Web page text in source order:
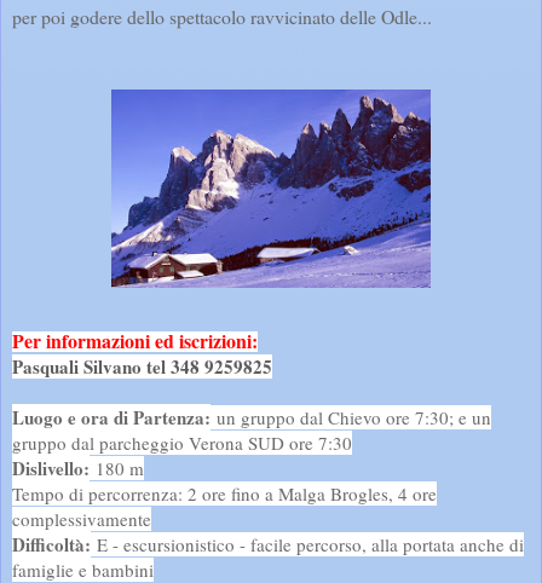
per poi godere dello spettacolo ravvicinato delle Odle...
Per informazioni ed iscrizioni:
Pasquali Silvano tel 348 9259825
Luogo e ora di Partenza: un gruppo dal Chievo ore 7:30; e un
gruppo dal parcheggio Verona SUD ore 7:30
Dislivello: 180 m
Tempo di percorrenza: 2 ore fino a Malga Brogles, 4 ore
complessivamente
Difficoltà: E - escursionistico - facile percorso, alla portata anche di
famiglie e bambini